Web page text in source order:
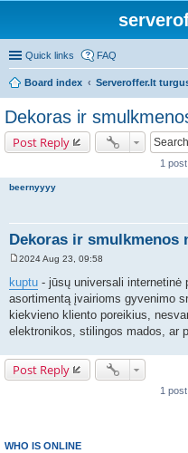
Quick links FAQ
Board index Serveroffer.lt
Dekoras ir
Post Reply
1
beernyyyy
Dekoras ir smulkmenos
s
t
2024 Aug 23, 09:58
kuptu - jūsų universali internetinė
asortimentą įvairioms gyvenimo
kiekvieno kliento poreikius,
elektronikos, stilingos mados, ar
Post Reply
1
WHO IS ONLINE